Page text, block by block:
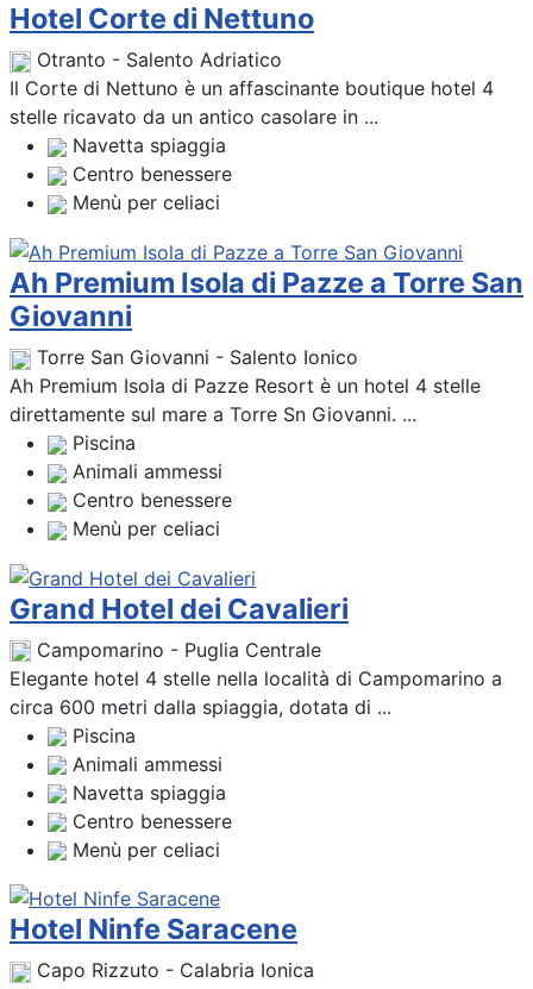
Hotel Corte di Nettuno
Otranto - Salento Adriatico
Il Corte di Nettuno è un affascinante boutique hotel 4
stelle ricavato da un antico casolare in ...
Navetta spiaggia
Centro benessere
Menù per celiaci
Ah Premium Isola di Pazze a Torre San
Giovanni
Torre San Giovanni - Salento Ionico
Ah Premium Isola di Pazze Resort è un hotel 4 stelle
direttamente sul mare a Torre Sn Giovanni. ...
Piscina
Animali ammessi
Centro benessere
Menù per celiaci
Grand Hotel dei Cavalieri
Campomarino - Puglia Centrale
Elegante hotel 4 stelle nella località di Campomarino a
circa 600 metri dalla spiaggia, dotata di ...
Piscina
Animali ammessi
Navetta spiaggia
Centro benessere
Menù per celiaci
Hotel Ninfe Saracene
Capo Rizzuto - Calabria Ionica